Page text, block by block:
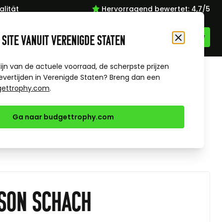
Hervorragend bewertet: 4,7/5
schach
site vanuit Verenigde Staten
Schließen
van de actuele voorraad, de scherpste prijzen
in Verenigde Staten? Breng dan een
.
Ga naar budgettrophy.com